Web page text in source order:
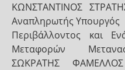
ΚΩΝΣΤΑΝΤΙΝΟΣ
Αναπληρωτής Υπουργός
Περιβάλλοντος και
Μεταφορών
ΣΩΚΡΑΤΗΣ